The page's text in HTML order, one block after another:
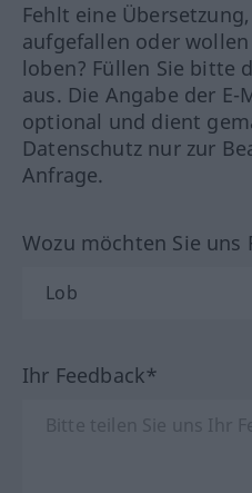
Fehlt eine
aufgefallen oder
loben? Füllen Sie bitte
aus. Die Angabe der E-
optional und dient
Datenschutz nur zur
Anfrage.
Wozu möchten Sie uns
Ihr Feedback*